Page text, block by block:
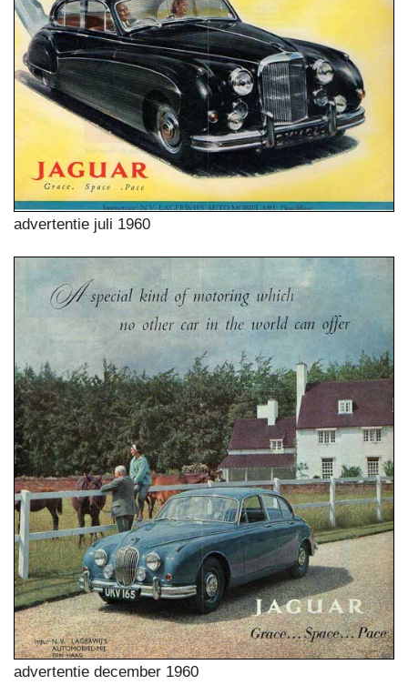
advertentie juli 1960
advertentie december 1960